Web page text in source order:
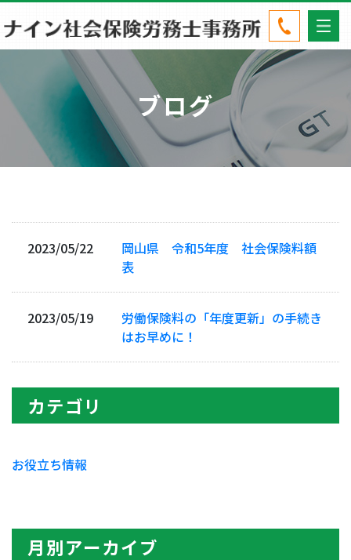
ブログ
2023/05/22
岡山県 令和5年度 社会保険料額
表
2023/05/19
労働保険料の「年度更新」の手続き
はお早めに！
カテゴリ
お役立ち情報
月別アーカイブ